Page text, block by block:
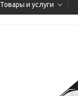
Товары и услуги